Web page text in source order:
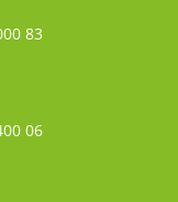
83
06